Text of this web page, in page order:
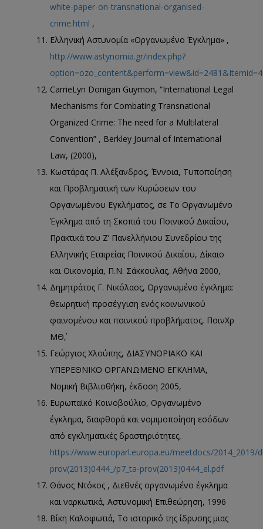
white-paper-on-transnational-organised-
crime.html ,
Ελληνική Αστυνομία «Οργανωμένο Έγκλημα» ,
http://www.astynomia.gr/index.php?
CarrieLyn Donigan Guymon, “International Legal
Mechanisms for Combating Transnational
Organized Crime: The need for a Multilateral
Convention” , Berkley Journal of International
Law, (2000),
Κωστάρας Π. Αλέξανδρος, Έννοια, Τυποποίηση
και Προβληματική των Κυρώσεων του
Οργανωμένου Εγκλήματος, σε Το Οργανωμένο
Έγκλημα από τη Σκοπιά του Ποινικού Δικαίου,
Πρακτικά του Ζ’ Πανελλήνιου Συνεδρίου της
Ελληνικής Εταιρείας Ποινικού Δικαίου, Δίκαιο
και Οικονομία, Π.Ν. Σάκκουλας, Αθήνα 2000,
Δημητράτος Γ. Νικόλαος, Οργανωμένο έγκλημα:
θεωρητική προσέγγιση ενός κοινωνικού
φαινομένου και ποινικού προβλήματος, ΠοινΧρ
ΜΘ΄,
Γεώργιος Χλούπης, ΔΙΑΣΥΝΟΡΙΑΚΟ ΚΑΙ
ΥΠΕΡΕΘΝΙΚΟ ΟΡΓΑΝΩΜΕΝΟ ΕΓΚΛΗΜΑ,
Νομική Βιβλιοθήκη, έκδοση 2005,
Ευρωπαϊκό Κοινοβούλιο, Οργανωμένο
έγκλημα, διαφθορά και νομιμοποίηση εσόδων
από εγκληματικές δραστηριότητες,
https://www.europarl.europa.eu/meetdocs/2014_2019/
prov(2013)0444_/p7_ta-prov(2013)0444_el.pdf
Θάνος Ντόκος , Διεθνές οργανωμένο έγκλημα
και ναρκωτικά, Αστυνομική Επιθεώρηση, 1996
Βίκη Καλοφωτιά, Το ιστορικό της ίδρυσης μιας